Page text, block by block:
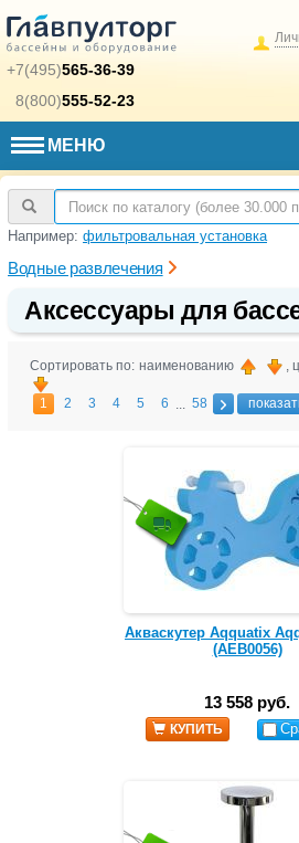
+7(495)565-36-39
8(800)555-52-23
МЕНЮ
Например: фильтровальная установка
Водные развлечения
Аксессуары для
Сортировать по: наименованию ,
1 2 3 4 5 6 ... 58
Акваскутер Aqquatix
(AEB0056)
13 558 руб.
КУПИТЬ